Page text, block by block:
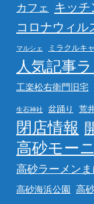
カフェ キッチ
コロナウィル
マルシェ ミラクルキ
人気記事
工楽松右衛門旧宅
生石神社 盆踊り 荒
閉店情報
高砂モー
高砂ラーメン
高砂海浜公園 高